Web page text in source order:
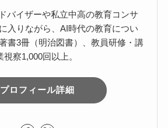
バイザーや私立中高の教育コンサ
入りながら、AI時代の教育につい
書3冊（明治図書）、教員研修・講
察1,000回以上。
プロフィール詳細